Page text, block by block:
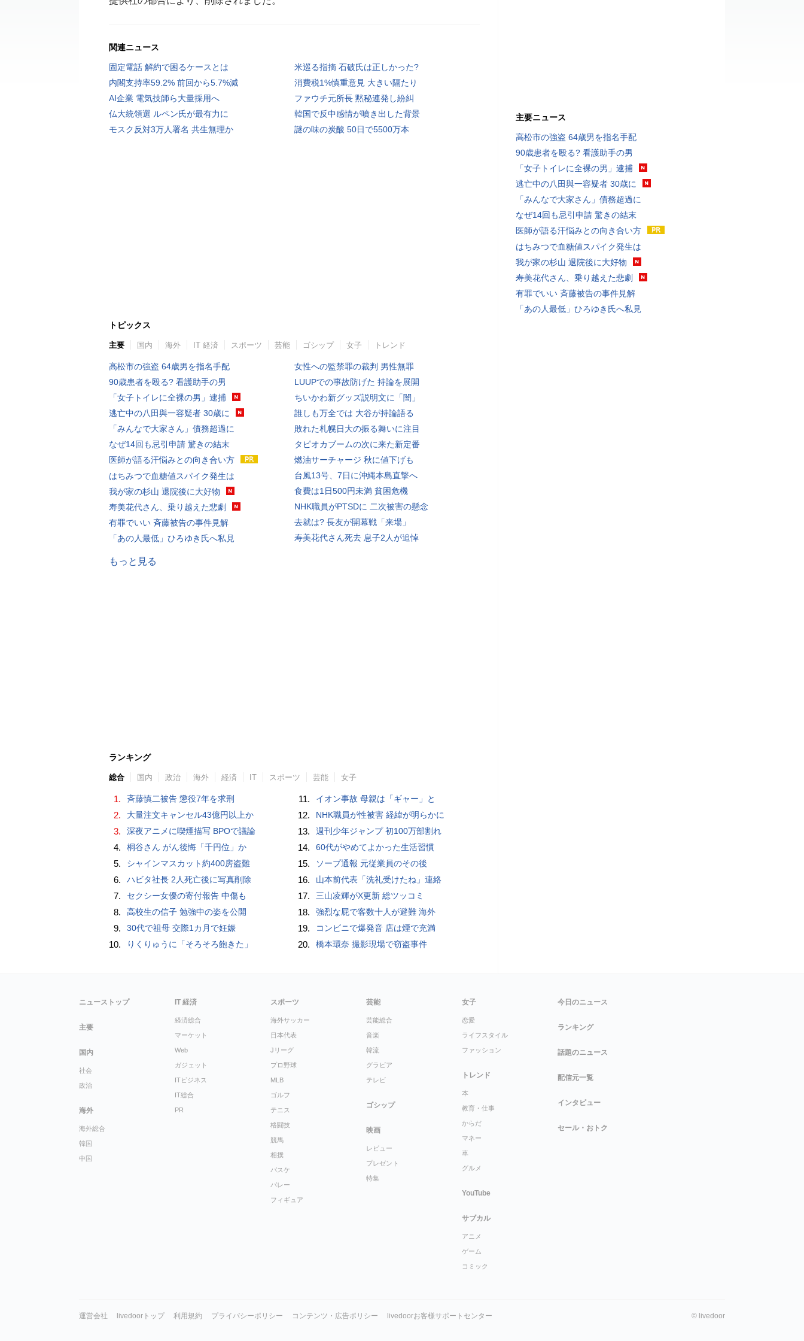
関連ニュース
固定電話 解約で困るケースとは
米巡る指摘 石破氏は正しかった?
内閣支持率59.2% 前回から5.7%減
消費税1%慎重意見 大きい隔たり
AI企業 電気技師ら大量採用へ
ファウチ元所長 黙秘連発し紛糾
仏大統領選 ルペン氏が最有力に
韓国で反中感情が噴き出した背景
モスク反対3万人署名 共生無理か
謎の味の炭酸 50日で5500万本
トピックス
主要 国内 海外 IT 経済 スポーツ 芸能 ゴシップ 女子 トレンド
高松市の強盗 64歳男を指名手配
90歳患者を殴る? 看護助手の男
「女子トイレに全裸の男」逮捕
逃亡中の八田與一容疑者 30歳に
「みんなで大家さん」債務超過に
なぜ14回も忌引申請 驚きの結末
医師が語る汗悩みとの向き合い方
はちみつで血糖値スパイク発生は
我が家の杉山 退院後に大好物
寿美花代さん、乗り越えた悲劇
有罪でいい 斉藤被告の事件見解
「あの人最低」ひろゆき氏へ私見
女性への監禁罪の裁判 男性無罪
LUUPでの事故防げた 持論を展開
ちいかわ新グッズ説明文に「闇」
誰しも万全では 大谷が持論語る
敗れた札幌日大の振る舞いに注目
タピオカブームの次に来た新定番
燃油サーチャージ 秋に値下げも
台風13号、7日に沖縄本島直撃へ
食費は1日500円未満 貧困危機
NHK職員がPTSDに 二次被害の懸念
去就は? 長友が開幕戦「来場」
寿美花代さん死去 息子2人が追悼
もっと見る
ランキング
総合 国内 政治 海外 経済 IT スポーツ 芸能 女子
1. 斉藤慎二被告 懲役7年を求刑
2. 大量注文キャンセル43億円以上か
3. 深夜アニメに喫煙描写 BPOで議論
4. 桐谷さん がん後悔「千円位」か
5. シャインマスカット約400房盗難
6. ハビタ社長 2人死亡後に写真削除
7. セクシー女優の寄付報告 中傷も
8. 高校生の信子 勉強中の姿を公開
9. 30代で祖母 交際1カ月で妊娠
10. りくりゅうに「そろそろ飽きた」
11. イオン事故 母親は「ギャー」と
12. NHK職員が性被害 経緯が明らかに
13. 週刊少年ジャンプ 初100万部割れ
14. 60代がやめてよかった生活習慣
15. ソープ通報 元従業員のその後
16. 山本前代表「洗礼受けたね」連絡
17. 三山凌輝がX更新 総ツッコミ
18. 強烈な屁で客数十人が避難 海外
19. コンビニで爆発音 店は煙で充満
20. 橋本環奈 撮影現場で窃盗事件
主要ニュース
高松市の強盗 64歳男を指名手配
90歳患者を殴る? 看護助手の男
「女子トイレに全裸の男」逮捕
逃亡中の八田與一容疑者 30歳に
「みんなで大家さん」債務超過に
なぜ14回も忌引申請 驚きの結末
医師が語る汗悩みとの向き合い方
はちみつで血糖値スパイク発生は
我が家の杉山 退院後に大好物
寿美花代さん、乗り越えた悲劇
有罪でいい 斉藤被告の事件見解
「あの人最低」ひろゆき氏へ私見
ニューストップ
主要
国内
社会
政治
海外
海外総合
韓国
中国
IT 経済
経済総合
マーケット
Web
ガジェット
ITビジネス
IT総合
PR
スポーツ
海外サッカー
日本代表
Jリーグ
プロ野球
MLB
ゴルフ
テニス
格闘技
競馬
相撲
バスケ
バレー
フィギュア
芸能
芸能総合
音楽
韓流
グラビア
テレビ
ゴシップ
映画
レビュー
プレゼント
特集
女子
恋愛
ライフスタイル
ファッション
トレンド
本
教育・仕事
からだ
マネー
車
グルメ
YouTube
サブカル
アニメ
ゲーム
コミック
今日のニュース
ランキング
話題のニュース
配信元一覧
インタビュー
セール・おトク
運営会社 livedoorトップ 利用規約 プライバシーポリシー コンテンツ・広告ポリシー livedoorお客様サポートセンター © livedoor